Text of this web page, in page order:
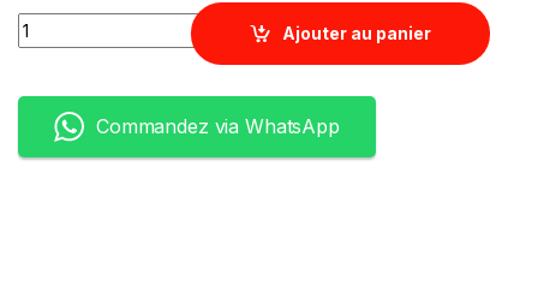
Quantity
Ajouter au panier
Commandez via WhatsApp